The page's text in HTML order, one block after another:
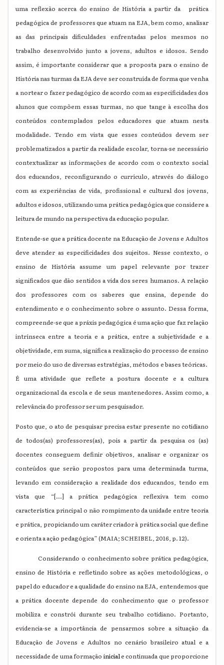
uma reflexão acerca do ensino de História a partir da prática
pedagógica de professores que atuam na EJA, bem como, analisar
as das principais dificuldades enfrentadas pelos mesmos no
trabalho desenvolvido junto a jovens, adultos e idosos. Sendo
assim, é importante considerar que a proposta para o ensino de
História nas turmas da EJA deve ser construída de forma que venha
a nortear o fazer pedagógico de acordo com as especificidades dos
alunos que compõem essas turmas, no que tange à escolha dos
conteúdos contemplados pelos educadores que atuam nesta
modalidade. Tendo em vista que esses conteúdos devem ser
problematizados a partir da realidade escolar, torna-se necessário
contextualizar as informações de acordo com o contexto social
dos educandos, reconfigurando o currículo, através do diálogo
com as experiências de vida, profissional e cultural dos jovens,
adultos e idosos, utilizando uma prática pedagógica que considere a
leitura de mundo na perspectiva da educação popular.
Entende-se que a prática docente na Educação de Jovens e Adultos
deve atender as especificidades dos sujeitos. Nesse contexto, o
ensino de História assume um papel relevante por trazer
significados que dão sentidos a vida dos seres humanos. A relação
dos professores com os saberes que ensina, depende do
entendimento e o conhecimento sobre o assunto. Dessa forma,
compreende-se que a práxis pedagógica é uma ação que faz relação
intrínseca entre a teoria e a prática, entre a subjetividade e a
objetividade, em suma, significa a realização do processo de ensino
por meio do uso de diversas estratégias, métodos e bases teóricas.
É uma atividade que reflete a postura docente e a cultura
organizacional da escola e de seus mantenedores. Assim como, a
relevância do professor ser um pesquisador.
Posto que, o ato de pesquisar precisa estar presente no cotidiano
de todos(as) professores(as), pois a partir da pesquisa os (as)
docentes conseguem definir objetivos, analisar e organizar os
conteúdos que serão propostos para uma determinada turma,
levando em consideração a realidade dos educandos, tendo em
vista que “[...] a prática pedagógica reflexiva tem como
característica principal o não rompimento da unidade entre teoria
e prática, propiciando um caráter criador à prática social que define
e orienta a ação pedagógica” (MAIA; SCHEIBEL, 2016, p. 12).
Considerando o conhecimento sobre prática pedagógica,
ensino de História e refletindo sobre as ações metodológicas, o
papel do educador e a qualidade do ensino na EJA, entendemos que
a prática docente depende do conhecimento que o professor
mobiliza e constrói durante seu trabalho cotidiano. Portanto,
evidencia-se a importância de pensarmos sobre a situação da
Educação de Jovens e Adultos no cenário brasileiro atual e a
necessidade de uma formação iniciale continuada que proporcione